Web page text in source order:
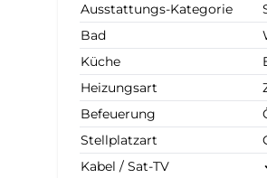
Ausstattungs-Kategorie
Bad
Küche
Heizungsart
Befeuerung
Stellplatzart
Kabel / Sat-TV